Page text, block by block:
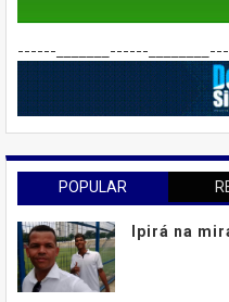
------_______------
POPULAR
Ipirá na